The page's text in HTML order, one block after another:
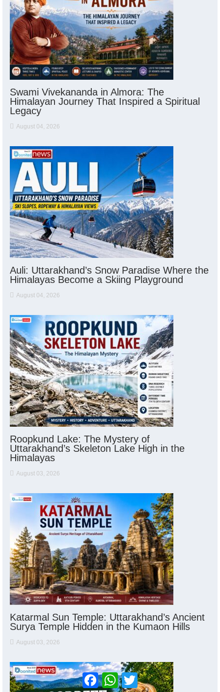
Swami Vivekananda in Almora: The
Himalayan Journey That Inspired a Spiritual
Legacy
August 04, 2026
Auli: Uttarakhand’s Snow Paradise Where the
Himalayas Become a Skiing Playground
August 04, 2026
Roopkund Lake: The Mystery of
Uttarakhand’s Skeleton Lake High in the
Himalayas
August 03, 2026
Katarmal Sun Temple: Uttarakhand’s Ancient
Surya Temple Hidden in the Kumaon Hills
August 03, 2026
FacebookWhatsApp
Twitter